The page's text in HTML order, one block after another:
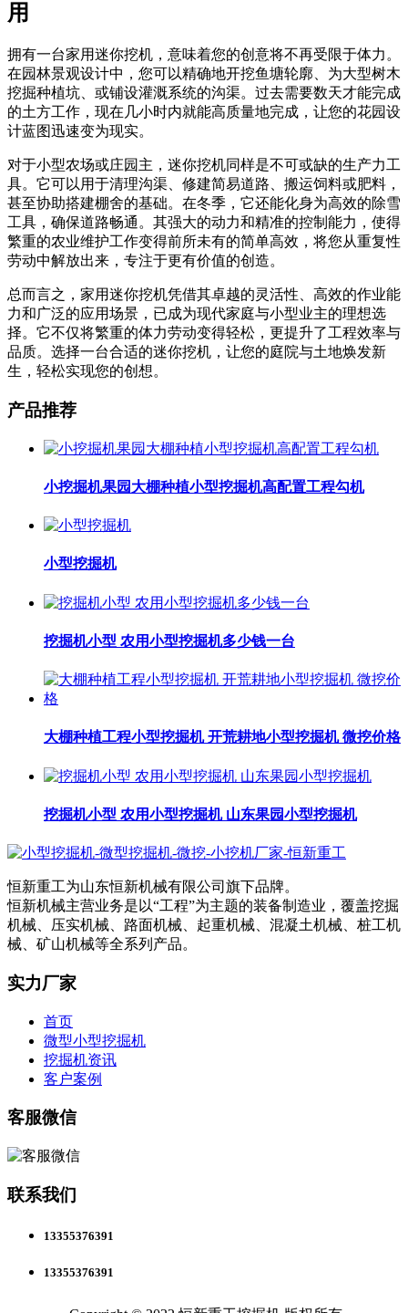
用
拥有一台家用迷你挖机，意味着您的创意将不再受限于体力。
在园林景观设计中，您可以精确地开挖鱼塘轮廓、为大型树木
挖掘种植坑、或铺设灌溉系统的沟渠。过去需要数天才能完成
的土方工作，现在几小时内就能高质量地完成，让您的花园设
计蓝图迅速变为现实。
对于小型农场或庄园主，迷你挖机同样是不可或缺的生产力工
具。它可以用于清理沟渠、修建简易道路、搬运饲料或肥料，
甚至协助搭建棚舍的基础。在冬季，它还能化身为高效的除雪
工具，确保道路畅通。其强大的动力和精准的控制能力，使得
繁重的农业维护工作变得前所未有的简单高效，将您从重复性
劳动中解放出来，专注于更有价值的创造。
总而言之，家用迷你挖机凭借其卓越的灵活性、高效的作业能
力和广泛的应用场景，已成为现代家庭与小型业主的理想选
择。它不仅将繁重的体力劳动变得轻松，更提升了工程效率与
品质。选择一台合适的迷你挖机，让您的庭院与土地焕发新
生，轻松实现您的创想。
产品推荐
小挖掘机果园大棚种植小型挖掘机高配置工程勾机
小型挖掘机
挖掘机小型 农用小型挖掘机多少钱一台
大棚种植工程小型挖掘机 开荒耕地小型挖掘机 微挖价格
挖掘机小型 农用小型挖掘机 山东果园小型挖掘机
恒新重工为山东恒新机械有限公司旗下品牌。
恒新机械主营业务是以“工程”为主题的装备制造业，覆盖挖掘
机械、压实机械、路面机械、起重机械、混凝土机械、桩工机
械、矿山机械等全系列产品。
实力厂家
首页
微型小型挖掘机
挖掘机资讯
客户案例
客服微信
联系我们
13355376391
13355376391